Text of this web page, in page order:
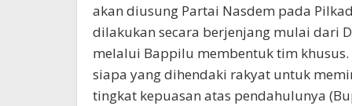
akan diusung Partai Nasdem pada
dilakukan secara berjenjang mulai dari
melalui Bappilu membentuk tim
siapa yang dihendaki rakyat untuk
tingkat kepuasan atas pendahulunya